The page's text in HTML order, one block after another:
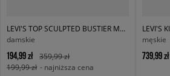
LEVI'S TOP SCULPTED BUSTIER MED.
damskie
194,99 zł
359,99 zł
199,99 zł - najniższa cena
męskie
739,99 zł